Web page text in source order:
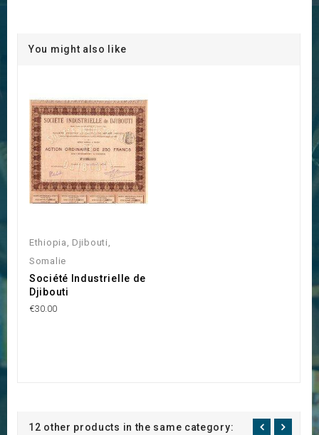
You might also like
Ethiopia, Djibouti,
Somalie
Société Industrielle de
Djibouti
€30.00
12 other products in the same category: